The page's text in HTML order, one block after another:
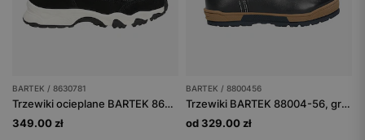
BARTEK / 8630781
Trzewiki ocieplane BARTEK 86307-81, czarne
349.00 zł
BARTEK / 8800456
Trzewiki BARTEK 88004-56, granatowe
od 329.00 zł